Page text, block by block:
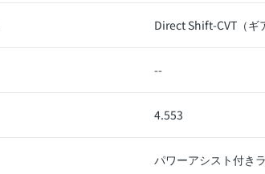
Direct Shift-CVT（ギ
--
4.553
パワーアシスト付き